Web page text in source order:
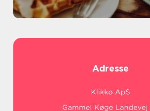
Adresse